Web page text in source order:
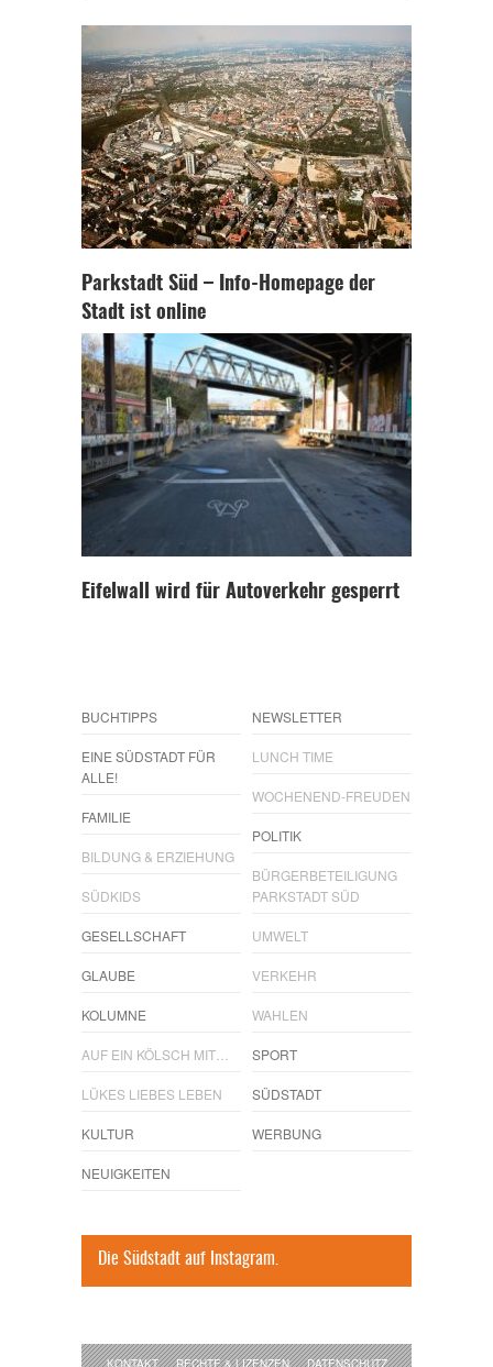
Parkstadt Süd – Info-Homepage der
Stadt ist online
Eifelwall wird für Autoverkehr gesperrt
BUCHTIPPS
EINE SÜDSTADT FÜR
ALLE!
FAMILIE
BILDUNG & ERZIEHUNG
SÜDKIDS
GESELLSCHAFT
GLAUBE
KOLUMNE
AUF EIN KÖLSCH MIT…
LÜKES LIEBES LEBEN
KULTUR
NEUIGKEITEN
NEWSLETTER
LUNCH TIME
WOCHENEND-FREUDEN
POLITIK
BÜRGERBETEILIGUNG
PARKSTADT SÜD
UMWELT
VERKEHR
WAHLEN
SPORT
SÜDSTADT
WERBUNG
Die Südstadt auf Instagram.
KONTAKT RECHTE & LIZENZEN DATENSCHUTZ